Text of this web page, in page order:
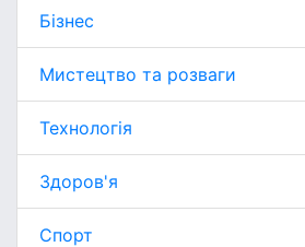
Бізнес
Мистецтво та розваги
Технологія
Здоров'я
Спорт